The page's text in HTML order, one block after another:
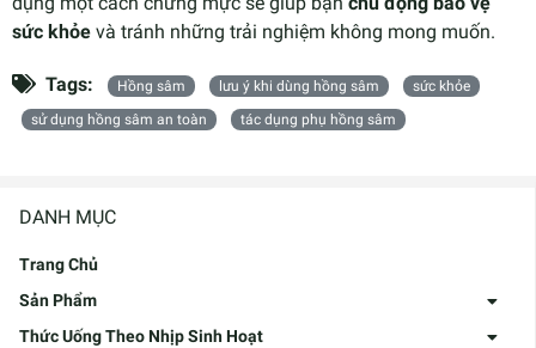
DANH MỤC
Trang Chủ
Sản Phẩm
Thức Uống Theo Nhịp Sinh Hoạt
sức khỏe và tránh những trải nghiệm không mong muốn.
Tags: Hồng sâm lưu ý khi dùng hồng sâm
sức khỏe
sử dụng hồng sâm an toàn
tác dụng phụ hồng sâm